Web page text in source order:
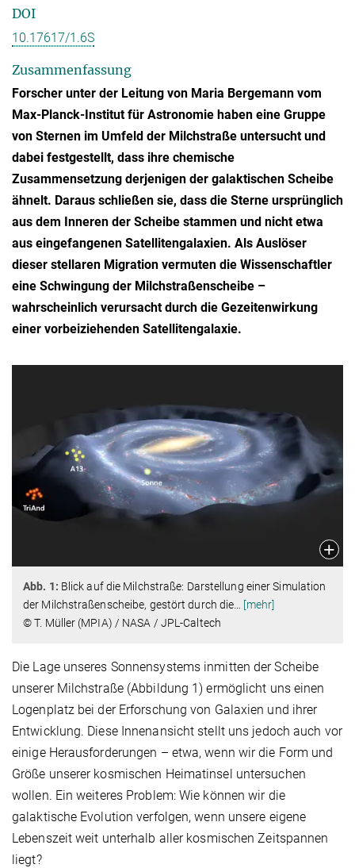
DOI
10.17617/1.6S
Zusammenfassung
Forscher unter der Leitung von Maria Bergemann vom
Max-Planck-Institut für Astronomie haben eine Gruppe
von Sternen im Umfeld der Milchstraße untersucht und
dabei festgestellt, dass ihre chemische
Zusammensetzung derjenigen der galaktischen Scheibe
ähnelt. Daraus schließen sie, dass die Sterne ursprünglich
aus dem Inneren der Scheibe stammen und nicht etwa
aus eingefangenen Satellitengalaxien. Als Auslöser
dieser stellaren Migration vermuten die Wissenschaftler
eine Schwingung der Milchstraßenscheibe –
wahrscheinlich verursacht durch die Gezeitenwirkung
einer vorbeiziehenden Satellitengalaxie.
Abb. 1: Blick auf die Milchstraße: Darstellung einer Simulation
der Milchstraßenscheibe, gestört durch die
[mehr]
© T. Müller (MPIA) / NASA / JPL-Caltech
Die Lage unseres Sonnensystems inmitten der Scheibe
unserer Milchstraße (Abbildung 1) ermöglicht uns einen
Logenplatz bei der Erforschung von Galaxien und ihrer
Entwicklung. Diese Innenansicht stellt uns jedoch auch vor
einige Herausforderungen – etwa, wenn wir die Form und
Größe unserer kosmischen Heimatinsel untersuchen
wollen. Ein weiteres Problem: Wie können wir die
galaktische Evolution verfolgen, wenn unsere eigene
Lebenszeit weit unterhalb aller kosmischen Zeitspannen
liegt?